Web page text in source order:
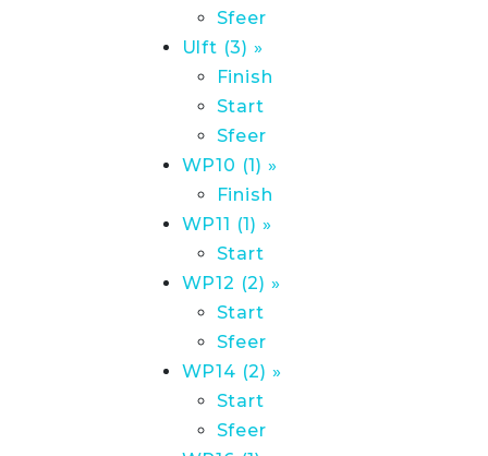
Sfeer
Ulft (3) »
Finish
Start
Sfeer
WP10 (1) »
Finish
WP11 (1) »
Start
WP12 (2) »
Start
Sfeer
WP14 (2) »
Start
Sfeer